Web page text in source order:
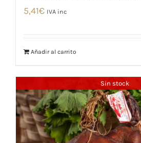
5,41€ IVA inc
Añadir al carrito
Sin stock